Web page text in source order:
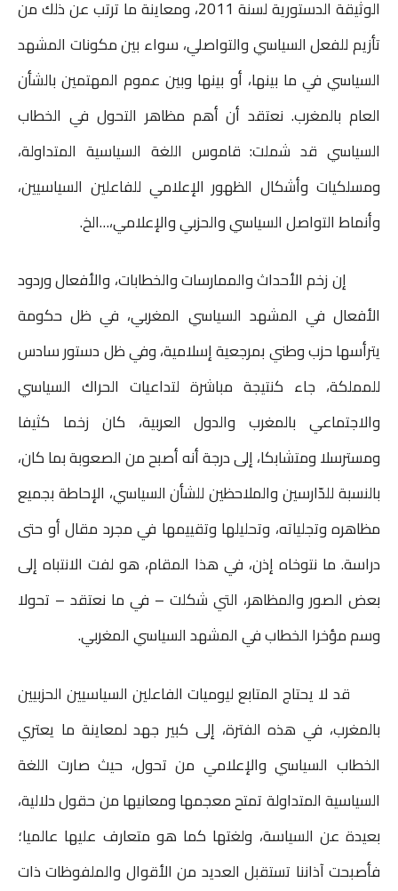
o
o
k
e
r
A
p
p
n
g
e
r
الوثيقة الدستورية لسنة 2011، ومعاينة ما ترتب عن ذلك من
تأزيم للفعل السياسي والتواصلي، سواء بين مكونات المشهد
السياسي في ما بينها، أو بينها وبين عموم المهتمين بالشأن
العام بالمغرب. نعتقد أن أهم مظاهر التحول في الخطاب
السياسي قد شملت: قاموس اللغة السياسية المتداولة،
ومسلكيات وأشكال الظهور الإعلامي للفاعلين السياسيين،
وأنماط التواصل السياسي والحزبي والإعلامي،…الخ.
إن زخم الأحداث والممارسات والخطابات، والأفعال وردود
الأفعال في المشهد السياسي المغربي، في ظل حكومة
يترأسها حزب وطني بمرجعية إسلامية، وفي ظل دستور سادس
للمملكة، جاء كنتيجة مباشرة لتداعيات الحراك السياسي
والاجتماعي بالمغرب والدول العربية، كان زخما كثيفا
ومسترسلا ومتشابكا، إلى درجة أنه أصبح من الصعوبة بما كان،
بالنسبة للدّارسين والملاحظين للشأن السياسي، الإحاطة بجميع
مظاهره وتجلياته، وتحليلها وتقييمها في مجرد مقال أو حتى
دراسة. ما نتوخاه إذن، في هذا المقام، هو لفت الانتباه إلى
بعض الصور والمظاهر، التي شكلت – في ما نعتقد – تحولا
وسم مؤخرا الخطاب في المشهد السياسي المغربي.
قد لا يحتاج المتابع ليوميات الفاعلين السياسيين الحزبيين
بالمغرب، في هذه الفترة، إلى كبير جهد لمعاينة ما يعتري
الخطاب السياسي والإعلامي من تحول، حيث صارت اللغة
السياسية المتداولة تمتح معجمها ومعانيها من حقول دلالية،
بعيدة عن السياسة، ولغتها كما هو متعارف عليها عالميا؛
فأصبحت آذاننا تستقبل العديد من الأقوال والملفوظات ذات